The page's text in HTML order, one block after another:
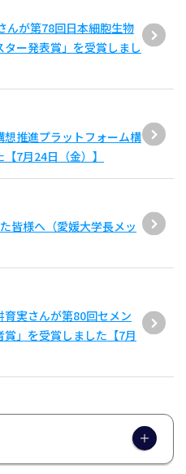
んが第78回日本細胞生物
ー発表賞」を受賞しまし
推進プラットフォーム構
7月24日（金）】
皆様へ（愛媛大学長メッ
実さんが第80回セメン
」を受賞しました【7月